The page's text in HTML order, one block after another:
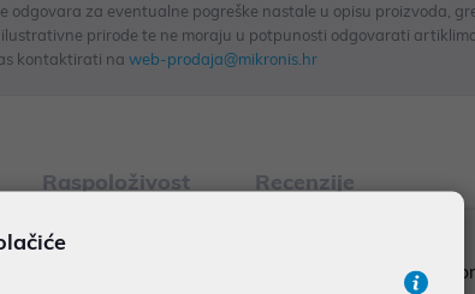
za eventualne pogreške nastale u opisu proizvoda,
prirode te ne moraju u potpunosti odgovarati
kontaktirati na web-prodaja@mikronis.hr
Raspoloživost Recenzije
to provide powerful wireless coverage to